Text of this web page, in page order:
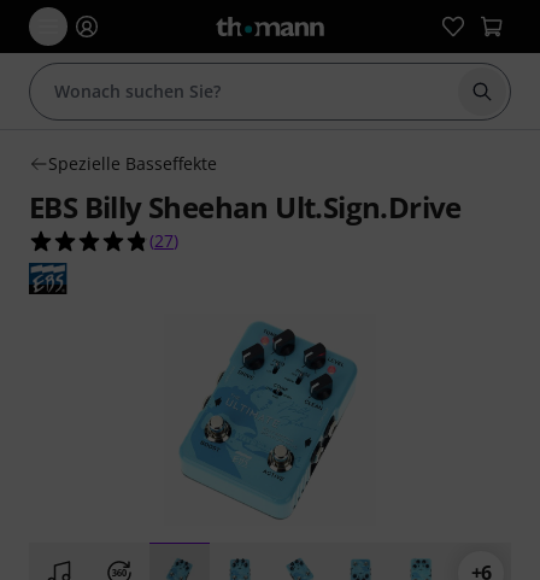
Suche
Spezielle Basseffekte
EBS Billy Sheehan Ult.Sign.Drive
4.8 von 5 Sternen aus 27 Kundenbewertungen
(27)
+6